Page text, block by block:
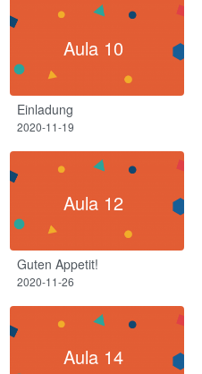
Aula 10
Einladung
2020-11-19
Aula 12
Guten Appetit!​
2020-11-26
Aula 14